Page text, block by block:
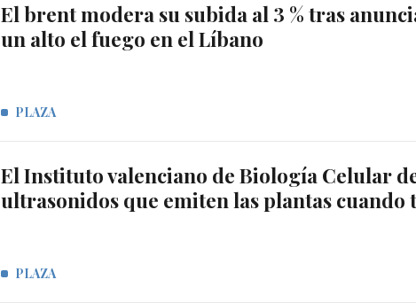
El brent modera su subida al 3 % tras
un alto el fuego en el Líbano
PLAZA
El Instituto valenciano de Biología Celular
ultrasonidos que emiten las plantas cuando
PLAZA